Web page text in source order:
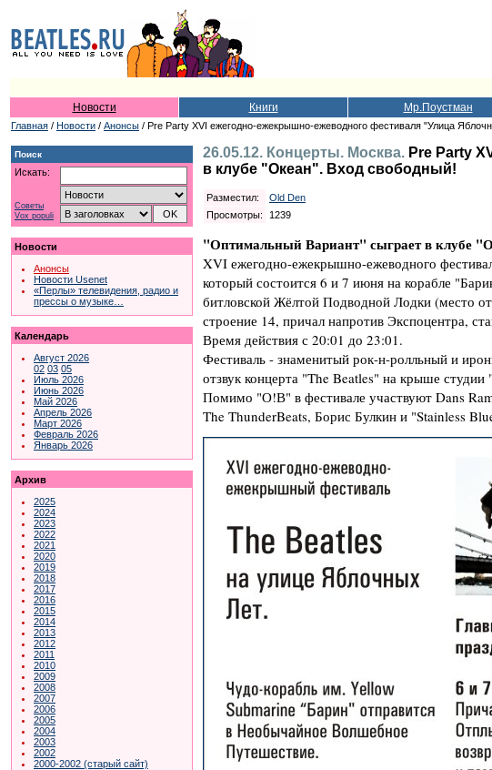
Новости Книги Мр.Поустман
Главная / Новости / Анонсы / Pre Party XVI ежегодно-ежекрышно-ежеводного фестиваля "Улица
Поиск
Искать:
Советы
Vox populi
Новости
Анонсы
Новости Usenet
«Перлы» телевидения, радио и
прессы о музыке…
Календарь
Август 2026
02 03 05
Июль 2026
Июнь 2026
Май 2026
Апрель 2026
Март 2026
Февраль 2026
Январь 2026
Архив
2025
2024
2023
2022
2021
2020
2019
2018
2017
2016
2015
2014
2013
2012
2011
2010
2009
2008
2007
2006
2005
2004
2003
2002
2000-2002 (старый сайт)
26.05.12. Концерты. Москва. Pre Party
в клубе "Океан". Вход свободный!
Разместил:
Old Den
Просмотры:
1239
"Оптимальный Вариант" сыграет в клубе
XVI ежегодно-ежекрышно-ежеводного
который состоится 6 и 7 июня на корабле
битловской Жёлтой Подводной Лодки (место
строение 14, причал напротив Экспоцентра,
Время действия с 20:01 до 23:01.
Фестиваль - знаменитый рок-н-ролльный и
отзвук концерта "The Beatles" на крыше студии
Помимо "О!В" в фестивале участвуют Dans
The ThunderBeats, Борис Булкин и "Stainless